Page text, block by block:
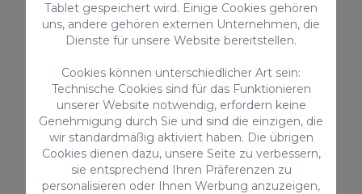
Ab nur
255,00 €/ Nacht
Landhäuser
Tablet gespeichert wird. Einige Cookies gehören
uns, andere gehören externen Unternehmen, die
Dienste für unsere Website bereitstellen.
Cookies können unterschiedlicher Art sein:
Technische Cookies sind für das Funktionieren
unserer Website notwendig, erfordern keine
Genehmigung durch Sie und sind die einzigen, die
wir standardmäßig aktiviert haben. Die übrigen
Cookies dienen dazu, unsere Seite zu verbessern,
sie entsprechend Ihren Präferenzen zu
personalisieren oder Ihnen Werbung anzuzeigen,